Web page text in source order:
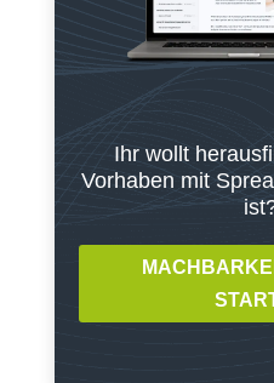
Ihr wollt
Vorhaben mit